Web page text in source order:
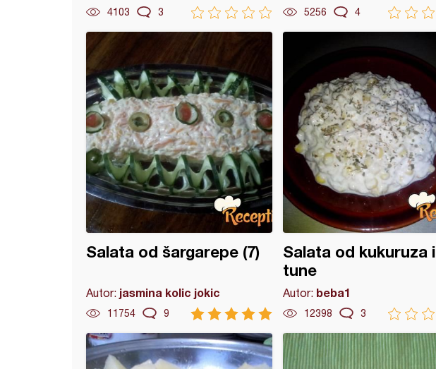
4103 3 5256 4
Salata od šargarepe (7)
Autor: jasmina kolic jokic
11754 9
Salata od kukuruza i
tune
Autor: beba1
12398 3
salata od pasulja
od sočiva i šargarepe